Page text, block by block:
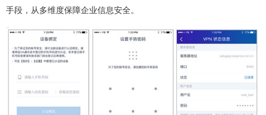
手段，从多维度保障企业信息安全。